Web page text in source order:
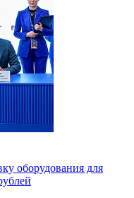
оборудования для